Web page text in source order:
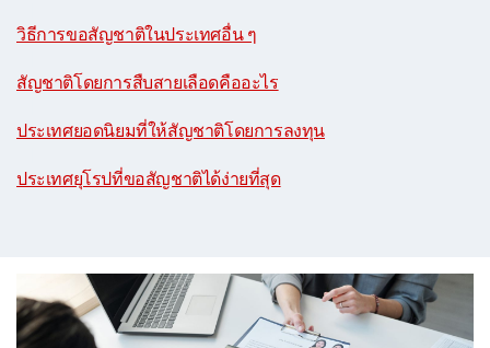
วิธีการขอสัญชาติในประเทศอื่น ๆ
สัญชาติโดยการสืบสายเลือดคืออะไร
ประเทศยอดนิยมที่ให้สัญชาติโดยการลงทุน
ประเทศยุโรปที่ขอสัญชาติได้ง่ายที่สุด